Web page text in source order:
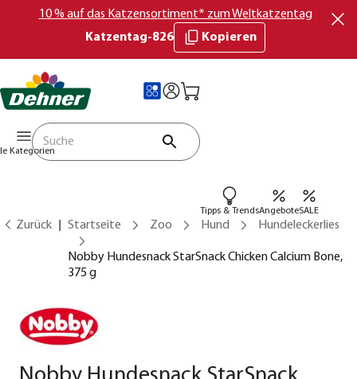
10 % auf das Katzensortiment* zum Weltkatzentag
Katzentag-826
Kopieren
Kategorien
Tipps & TrendsAngeboteSALE
Zurück Startseite Zoo Hund Hundeleckerlies
Nobby Hundesnack StarSnack Chicken Calcium Bone,
375 g